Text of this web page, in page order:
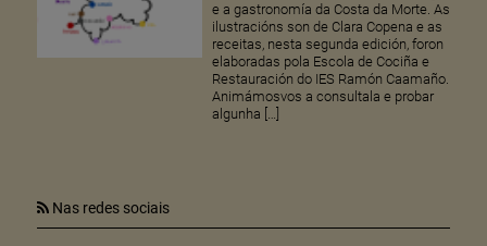
e a gastronomía da Costa da Morte. As
ilustracións son de Clara Copena e as
receitas, nesta segunda edición, foron
elaboradas pola Escola de Cociña e
Restauración do IES Ramón Caamaño.
Animámosvos a consultala e probar
algunha […]
Nas redes sociais